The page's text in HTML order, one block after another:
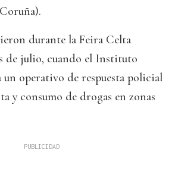
durante la Feira Celta
de julio, cuando el Instituto
operativo de respuesta policial
y consumo de drogas en zonas